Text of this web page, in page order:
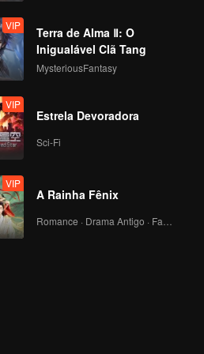
VIP
Terra de Alma Ⅱ: O
Inigualável Clã Tang
MysteriousFantasy
VIP
Estrela Devoradora
Sci-Fi
VIP
A Rainha Fênix